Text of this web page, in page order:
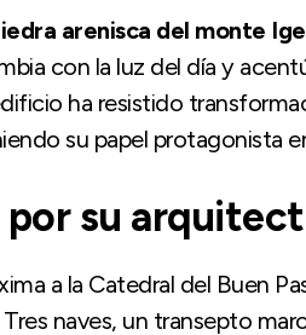
arenisca del monte
con la luz del día y
ha resistido
su papel protagonista
su
a la Catedral del Buen
naves, un transepto